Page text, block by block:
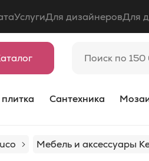
УслугиДля дизайнеровДля
Сантехника
Мебель и аксессуары